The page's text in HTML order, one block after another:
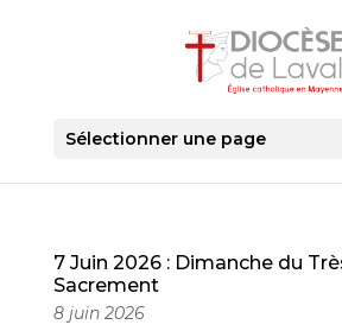
Sélectionner une page
7 Juin 2026 : Dimanche du
Sacrement
8 juin 2026